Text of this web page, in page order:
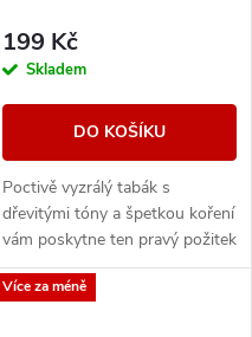
199 Kč
Skladem
DO KOŠÍKU
Poctivě vyzrálý tabák s
dřevitými tóny a špetkou koření
vám poskytne ten pravý požitek
z vapování vynikající tabákové
příchutě.
Více za méně